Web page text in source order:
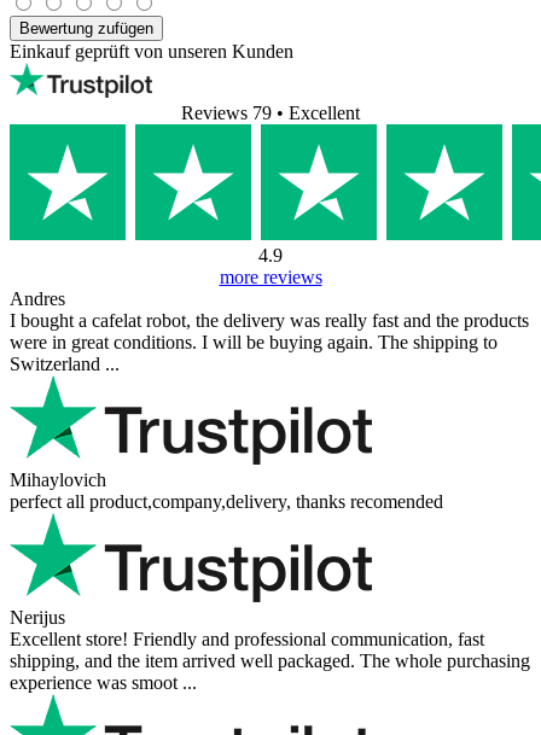
Bewertung zufügen
Einkauf geprüft von unseren Kunden
Reviews 79 • Excellent
4.9
more reviews
Andres
I bought a cafelat robot, the delivery was really fast and the products
were in great conditions. I will be buying again. The shipping to
Switzerland ...
Mihaylovich
perfect all product,company,delivery, thanks recomended
Nerijus
Excellent store! Friendly and professional communication, fast
shipping, and the item arrived well packaged. The whole purchasing
experience was smoot ...